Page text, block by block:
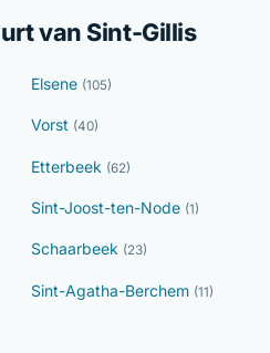
van Sint-Gillis
Elsene (105)
Vorst (40)
Etterbeek (62)
Sint-Joost-ten-Node (1)
Schaarbeek (23)
Sint-Agatha-Berchem (11)